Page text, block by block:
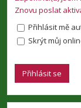
Znovu poslat
Přihlásit mě
Skrýt můj